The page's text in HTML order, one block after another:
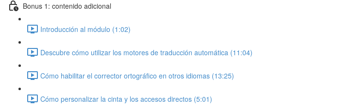
Bonus 1: contenido adicional
Introducción al módulo (1:02)
Descubre cómo utilizar los motores de traducción automática (11:04)
Cómo habilitar el corrector ortográfico en otros idiomas (13:25)
Cómo personalizar la cinta y los accesos directos (5:01)